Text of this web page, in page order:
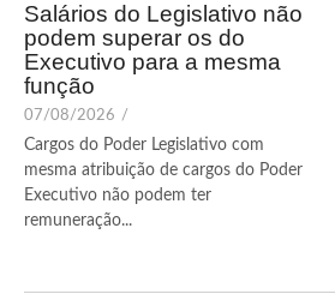
Salários do Legislativo não
podem superar os do
Executivo para a mesma
função
07/08/2026 /
Cargos do Poder Legislativo com
mesma atribuição de cargos do Poder
Executivo não podem ter
remuneração...